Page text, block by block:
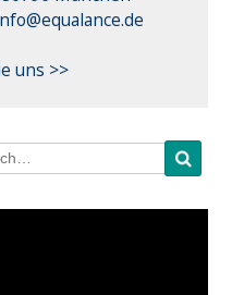
uns >>